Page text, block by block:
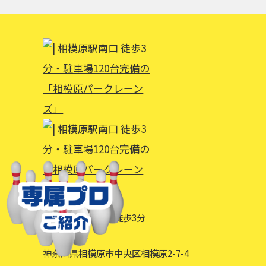
相模原駅南口下車徒歩3分
〒252-0231
神奈川県相模原市中央区相模原2-7-4